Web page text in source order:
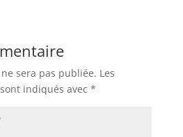
sera pas publiée. Les
indiqués avec *